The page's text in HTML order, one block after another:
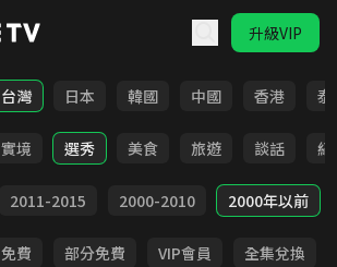
升級VIP
台灣 日本 韓國 中國 香港 泰
實境 選秀 美食 旅遊 談話 紀
2011-2015 2000-2010 2000年以前
免費 部分免費 VIP會員 全集兌換